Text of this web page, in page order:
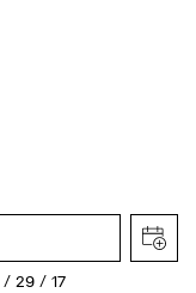
29
17